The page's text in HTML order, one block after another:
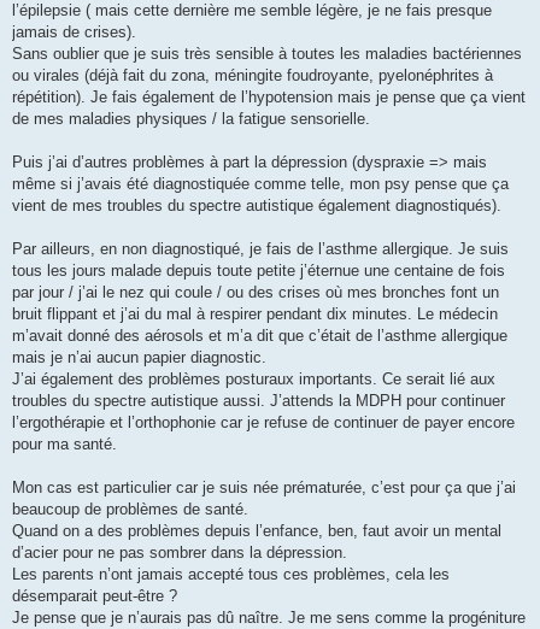
l’épilepsie ( mais cette dernière me semble légère, je ne fais presque
jamais de crises).
Sans oublier que je suis très sensible à toutes les maladies bactériennes
ou virales (déjà fait du zona, méningite foudroyante, pyelonéphrites à
répétition). Je fais également de l’hypotension mais je pense que ça vient
de mes maladies physiques / la fatigue sensorielle.
Puis j’ai d’autres problèmes à part la dépression (dyspraxie => mais
même si j’avais été diagnostiquée comme telle, mon psy pense que ça
vient de mes troubles du spectre autistique également diagnostiqués).
Par ailleurs, en non diagnostiqué, je fais de l’asthme allergique. Je suis
tous les jours malade depuis toute petite j’éternue une centaine de fois
par jour / j’ai le nez qui coule / ou des crises où mes bronches font un
bruit flippant et j’ai du mal à respirer pendant dix minutes. Le médecin
m’avait donné des aérosols et m’a dit que c’était de l’asthme allergique
mais je n’ai aucun papier diagnostic.
J’ai également des problèmes posturaux importants. Ce serait lié aux
troubles du spectre autistique aussi. J’attends la MDPH pour continuer
l’ergothérapie et l’orthophonie car je refuse de continuer de payer encore
pour ma santé.
Mon cas est particulier car je suis née prématurée, c’est pour ça que j’ai
beaucoup de problèmes de santé.
Quand on a des problèmes depuis l’enfance, ben, faut avoir un mental
d’acier pour ne pas sombrer dans la dépression.
Les parents n’ont jamais accepté tous ces problèmes, cela les
désemparait peut-être ?
Je pense que je n’aurais pas dû naître. Je me sens comme la progéniture